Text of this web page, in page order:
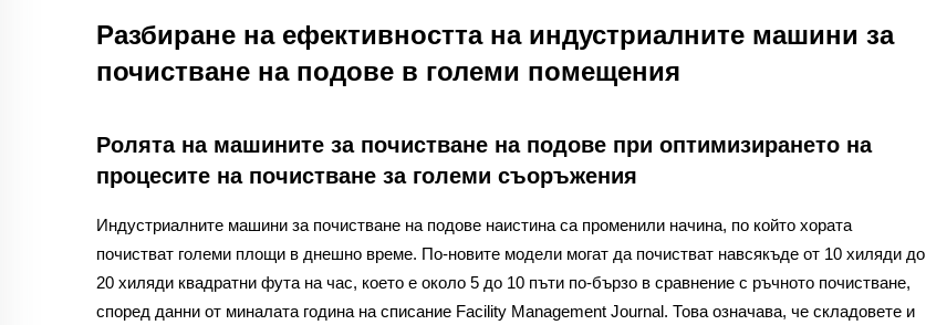
Разбиране на ефективността на индустриалните машини за
почистване на подове в големи помещения
Ролята на машините за почистване на подове при оптимизирането на
процесите на почистване за големи съоръжения
Индустриалните машини за почистване на подове наистина са променили начина, по който хората
почистват големи площи в днешно време. По-новите модели могат да почистват навсякъде от 10 хиляди до
20 хиляди квадратни фута на час, което е около 5 до 10 пъти по-бързо в сравнение с ръчното почистване,
според данни от миналата година на списание Facility Management Journal. Това означава, че складовете и